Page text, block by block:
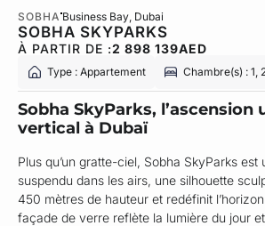
SOBHA Business Bay , Dubai
SOBHA SKYPARKS
À PARTIR DE :2 898 139AED
Type : Appartement Chambre(s) : 1,
Sobha SkyParks, l’ascension
vertical à Dubaï
Plus qu’un gratte-ciel, Sobha SkyParks est
suspendu dans les airs, une silhouette
450 mètres de hauteur et redéfinit
façade de verre reflète la lumière du jour